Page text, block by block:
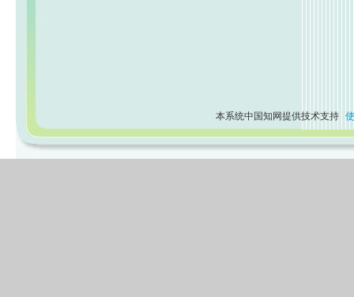
本系统中国知网提供技术支持